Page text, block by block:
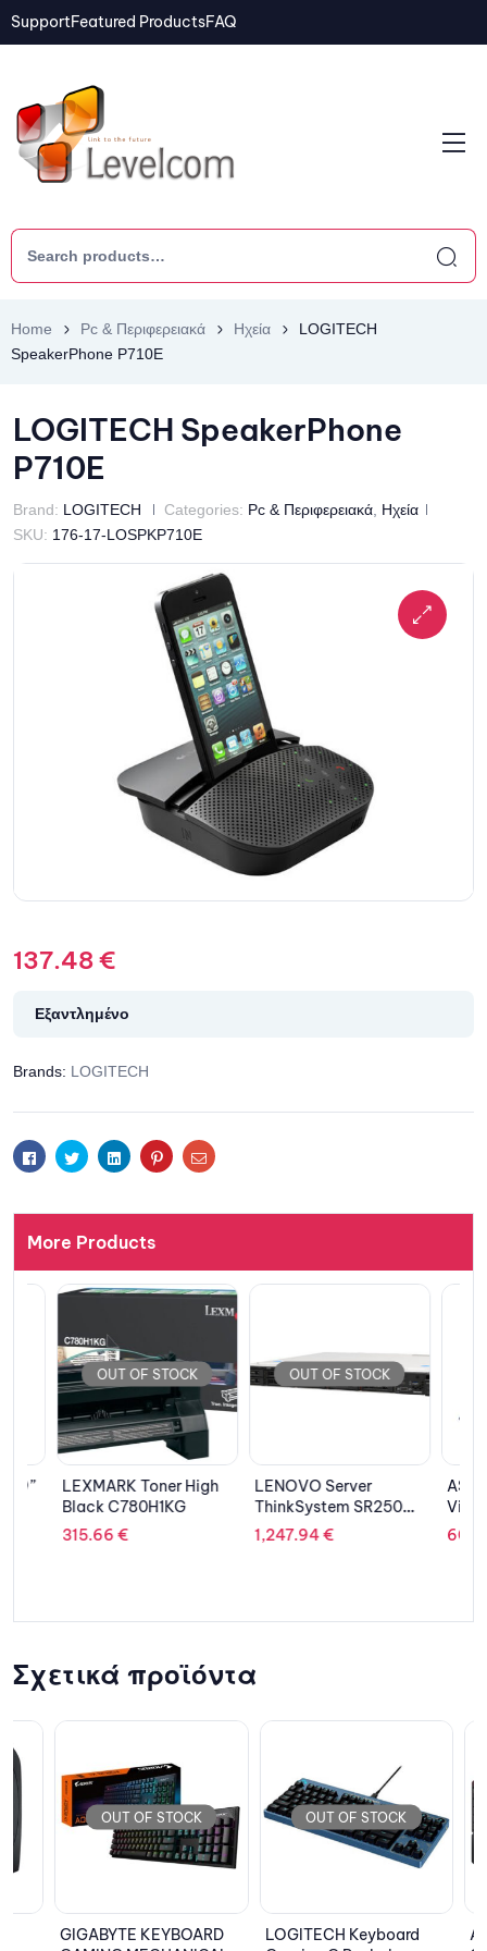
SupportFeatured ProductsFAQ
Home Pc & Περιφερειακά Ηχεία
LOGITECH
SpeakerPhone P710E
LOGITECH SpeakerPhone
P710E
Brand: LOGITECH Categories: Pc & Περιφερειακά Ηχεία
SKU: 176-17-LOSPKP710E
137.48€
Εξαντλημένο
Brands: LOGITECH
FacebookTwitterLinkedinPinterestEmail
More Products
OUT OF STOCK
LEXMARK Toner High
Black C780H1KG
315.66€
OUT OF STOCK
LENOVO Server
ThinkSystem SR250
1U/Xeon E-
2334/16GB/Diskless/
1,247.94€
ASUS
608.89
Σχετικά προϊόντα
OUT OF STOCK
GIGABYTE KEYBOARD
OUT OF STOCK
LOGITECH Keyboard
ASUS